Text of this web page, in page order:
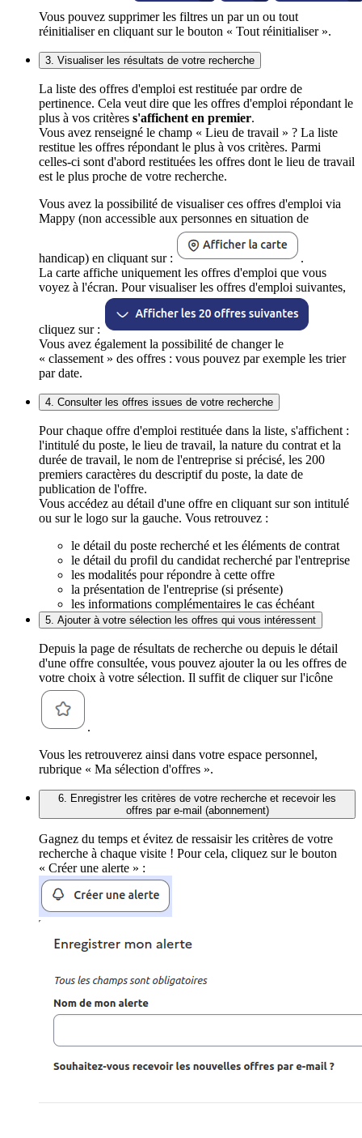
Vous pouvez supprimer les filtres un par un ou tout
réinitialiser en cliquant sur le bouton « Tout réinitialiser ».
3. Visualiser les résultats de votre recherche
La liste des offres d'emploi est restituée par ordre de
pertinence. Cela veut dire que les offres d'emploi répondant le
plus à vos critères s'affichent en premier.
Vous avez renseigné le champ « Lieu de travail » ? La liste
restitue les offres répondant le plus à vos critères. Parmi
celles-ci sont d'abord restituées les offres dont le lieu de travail
est le plus proche de votre recherche.
Vous avez la possibilité de visualiser ces offres d'emploi via
Mappy (non accessible aux personnes en situation de
handicap) en cliquant sur :
.
La carte affiche uniquement les offres d'emploi que vous
voyez à l'écran. Pour visualiser les offres d'emploi suivantes,
cliquez sur :
Vous avez également la possibilité de changer le
« classement » des offres : vous pouvez par exemple les trier
par date.
4. Consulter les offres issues de votre recherche
Pour chaque offre d'emploi restituée dans la liste, s'affichent :
l'intitulé du poste, le lieu de travail, la nature du contrat et la
durée de travail, le nom de l'entreprise si précisé, les 200
premiers caractères du descriptif du poste, la date de
publication de l'offre.
Vous accédez au détail d'une offre en cliquant sur son intitulé
ou sur le logo sur la gauche. Vous retrouvez :
le détail du poste recherché et les éléments de contrat
le détail du profil du candidat recherché par l'entreprise
les modalités pour répondre à cette offre
la présentation de l'entreprise (si présente)
les informations complémentaires le cas échéant
5. Ajouter à votre sélection les offres qui vous intéressent
Depuis la page de résultats de recherche ou depuis le détail
d'une offre consultée, vous pouvez ajouter la ou les offres de
votre choix à votre sélection. Il suffit de cliquer sur l'icône
.
Vous les retrouverez ainsi dans votre espace personnel,
rubrique « Ma sélection d'offres ».
6. Enregistrer les critères de votre recherche et recevoir les
offres par e-mail (abonnement)
Gagnez du temps et évitez de ressaisir les critères de votre
recherche à chaque visite ! Pour cela, cliquez sur le bouton
« Créer une alerte » :